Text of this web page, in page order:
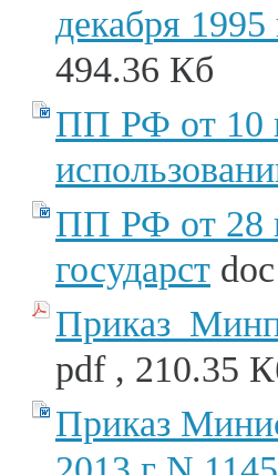
декабря
494.36 Кб
ПП РФ от 10
ПП РФ от 28
государст
pdf , 210.35
Приказ